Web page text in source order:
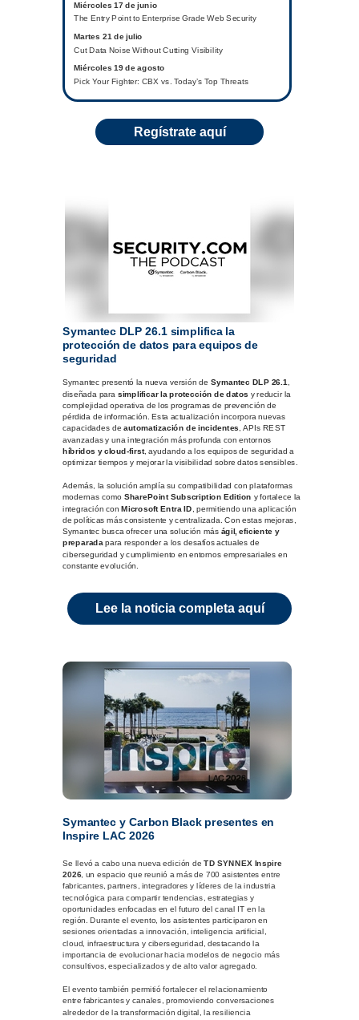
Symantec y Carbon Black presentes en
Inspire LAC 2026
Se llevó a cabo una nueva edición deTD SYNNEX Inspire
2026, un espacio que reunió a más de 700 asistentes entre
fabricantes, partners, integradores y líderes de la industria
tecnológica para compartir tendencias, estrategias y
oportunidades enfocadas en el futuro del canal IT en la
región. Durante el evento, los asistentes participaron en
sesiones orientadas a innovación, inteligencia artificial,
cloud, infraestructura y ciberseguridad, destacando la
importancia de evolucionar hacia modelos de negocio más
consultivos, especializados y de alto valor agregado.
El evento también permitió fortalecer el relacionamiento
entre fabricantes y canales, promoviendo conversaciones
alrededor de la transformación digital, la resiliencia
Symantec DLP 26.1 simplifica la
protección de datos para equipos de
seguridad
Symantec presentó la nueva versión de Symantec DLP 26.1
diseñada para simplificar la protección de datos y reducir la
complejidad operativa de los programas de prevención de
pérdida de información. Esta actualización incorpora nuevas
capacidades deautomatización de incidentes, APIs REST
avanzadas y una integración más profunda con entornos
híbridos y cloud-first, ayudando a los equipos de seguridad a
optimizar tiempos y mejorar la visibilidad sobre datos sensibles.
Además, la solución amplía su compatibilidad con plataformas
modernas como SharePoint Subscription Edition y fortalece la
integración conMicrosoft Entra ID , permitiendo una aplicación
de políticas más consistente y centralizada. Con estas mejoras,
Symantec busca ofrecer una solución más ágil, eficiente y
preparadapara responder a los desafíos actuales de
ciberseguridad y cumplimiento en entornos empresariales en
constante evolución.
Regístrate aquí
Lee la noticia completa aquí
Miércoles 17 de junio
The Entry Point to Enterprise Grade Web Security
Martes 21 de julio
Cut Data Noise Without Cutting Visibility
Miércoles 19 de agosto
Pick Your Fighter: CBX vs. Today’s Top Threats